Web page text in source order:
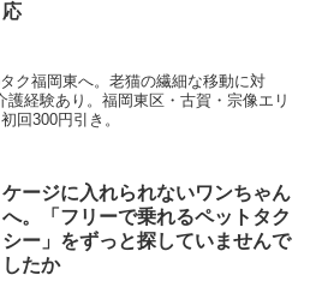
応
ク福岡東へ。老猫の繊細な移動に対
護経験あり。福岡東区・古賀・宗像エリ
回300円引き。
ケージに入れられないワンちゃん
へ。「フリーで乗れるペットタク
シー」をずっと探していませんで
したか